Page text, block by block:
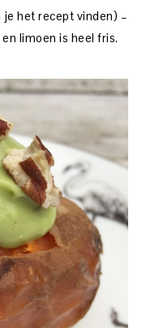
je het recept vinden) –
limoen is heel fris.